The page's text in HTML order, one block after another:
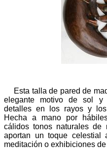
Esta talla de pared de
elegante motivo de sol y
detalles en los rayos y
Hecha a mano por
cálidos tonos naturales de
aportan un toque celestial
meditación o exhibiciones